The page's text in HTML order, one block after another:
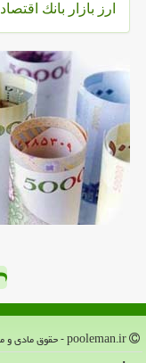
ارز بازار بانك اقتصاد